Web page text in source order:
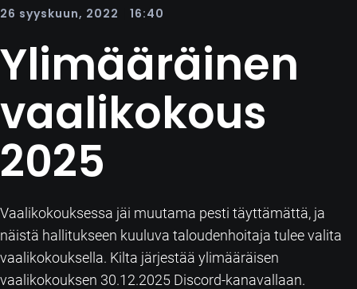
26 syyskuun, 2022 16:40
Ylimääräinen
vaalikokous
2025
Vaalikokouksessa jäi muutama pesti täyttämättä, ja
näistä hallitukseen kuuluva taloudenhoitaja tulee valita
vaalikokouksella. Kilta järjestää ylimääräisen
vaalikokouksen 30.12.2025 Discord-kanavallaan.